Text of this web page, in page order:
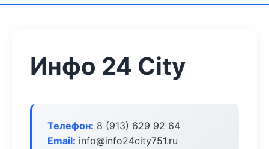
Инфо 24 City
Телефон: 8 (913) 629 92 64
Email: info@info24city751.ru